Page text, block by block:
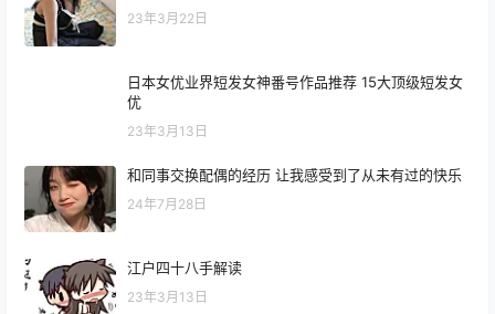
23年3月22日
日本女优业界短发女神番号作品推荐 15大顶级短发女
优
23年3月13日
和同事交换配偶的经历 让我感受到了从未有过的快乐
24年7月28日
江户四十八手解读
23年3月13日